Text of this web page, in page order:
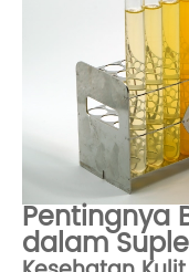
Pentingnya
dalam